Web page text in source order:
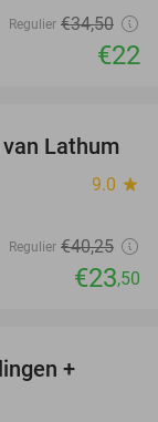
Regulier €34,50
€22
42%
Lathum
9.0 star
Regulier €40,25
€23,50
+